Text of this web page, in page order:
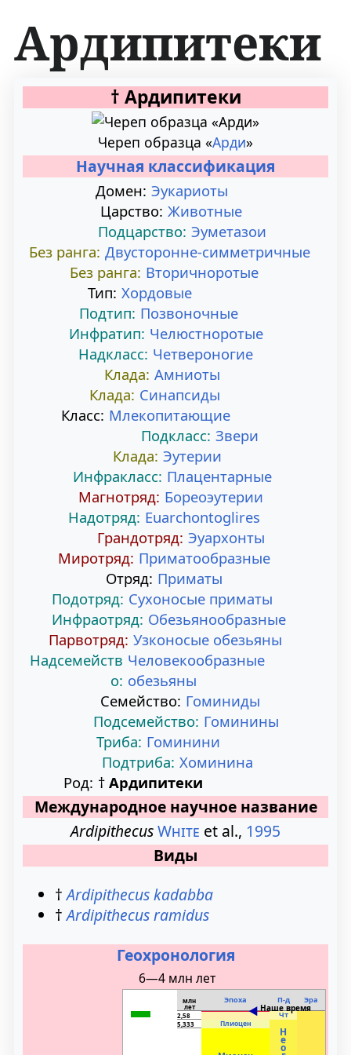
Ардипитеки
ПП
† Ардипитеки
Череп образца «Арди»
Научная классификация
Домен: Эукариоты
Царство: Животные
Подцарство: Эуметазои
Без ранга: Двусторонне-симметричные
Без ранга: Вторичноротые
Тип: Хордовые
Подтип: Позвоночные
Инфратип: Челюстноротые
Надкласс: Четвероногие
Клада: Амниоты
Клада: Синапсиды
Класс: Млекопитающие
Подкласс: Звери
Клада: Эутерии
Инфракласс: Плацентарные
Магнотряд: Бореоэутерии
Надотряд: Euarchontoglires
Грандотряд: Эуархонты
Миротряд: Приматообразные
Отряд: Приматы
Подотряд: Сухоносые приматы
Инфраотряд: Обезьянообразные
Парвотряд: Узконосые обезьяны
Надсемейств
о:
Человекообразные
обезьяны
Семейство: Гоминиды
Подсемейство: Гоминины
Триба: Гоминини
Подтриба: Хоминина
Род: † Ардипитеки
Международное научное название
ArdipithecusWhite et al., 1995
Виды
†Ardipithecus kadabba
†Ardipithecus ramidus
Геохронология
6—4 млн лет
млн
лет
Эпоха П-д
Эра
Чт
2,58
5,333
Плиоцен
Н
е
о
◄Наше время